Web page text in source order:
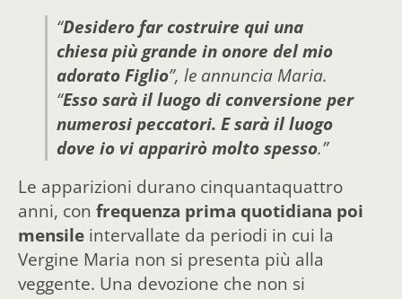
“Desidero far costruire qui una
chiesa più grande in onore del mio
adorato Figlio”, le annuncia Maria.
“Esso sarà il luogo di conversione per
numerosi peccatori. E sarà il luogo
dove io vi apparirò molto spesso.”
Le apparizioni durano cinquantaquattro
anni, con frequenza prima quotidiana poi
mensile intervallate da periodi in cui la
Vergine Maria non si presenta più alla
veggente. Una devozione che non si